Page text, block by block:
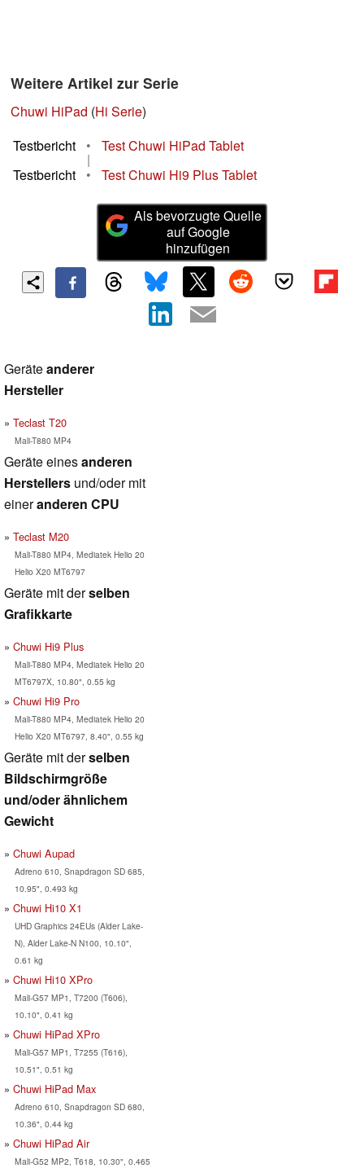
Weitere Artikel zur Serie
Chuwi HiPad (Hi Serie)
Testbericht
• Test Chuwi HiPad Tablet
|
Testbericht
• Test Chuwi Hi9 Plus Tablet
Als bevorzugte Quelle
auf Google
hinzufügen
Geräteanderer
Hersteller
Teclast T20
Mali-T880 MP4
Geräte einesanderen
Herstellers und/oder mit
eineranderen CPU
Teclast M20
Mali-T880 MP4, Mediatek Helio 20
Helio X20 MT6797
Geräte mit derselben
Grafikkarte
Chuwi Hi9 Plus
Mali-T880 MP4, Mediatek Helio 20
MT6797X, 10.80", 0.55 kg
Chuwi Hi9 Pro
Mali-T880 MP4, Mediatek Helio 20
Helio X20 MT6797, 8.40", 0.55 kg
Geräte mit derselben
Bildschirmgröße
und/oder ähnlichem
Gewicht
Chuwi Aupad
Adreno 610, Snapdragon SD 685,
10.95", 0.493 kg
Chuwi Hi10 X1
UHD Graphics 24EUs (Alder Lake-
N), Alder Lake-N N100, 10.10",
0.61 kg
Chuwi Hi10 XPro
Mali-G57 MP1, T7200 (T606),
10.10", 0.41 kg
Chuwi HiPad XPro
Mali-G57 MP1, T7255 (T616),
10.51", 0.51 kg
Chuwi HiPad Max
Adreno 610, Snapdragon SD 680,
10.36", 0.44 kg
Chuwi HiPad Air
Mali-G52 MP2, T618, 10.30", 0.465